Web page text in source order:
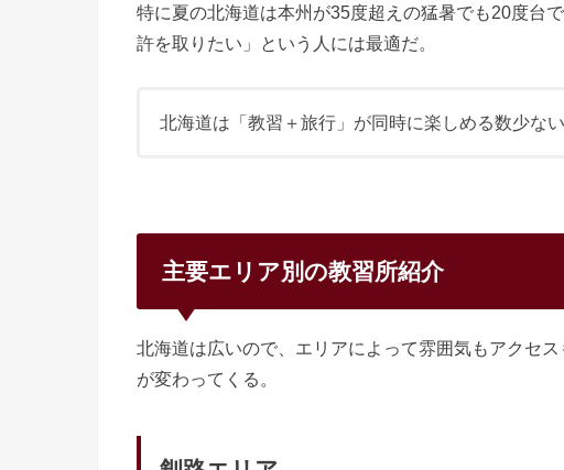
特に夏の北海道は本州が35度超えの猛暑でも20度台
許を取りたい」という人には最適だ。
北海道は「教習＋旅行」が同時に楽しめる数少な
主要エリア別の教習所紹介
北海道は広いので、エリアによって雰囲気もアクセ
が変わってくる。